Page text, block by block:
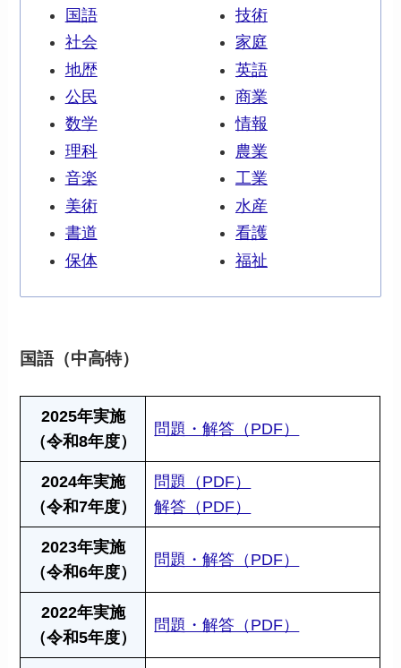
国語
社会
地歴
公民
数学
理科
音楽
美術
書道
保体
技術
家庭
英語
商業
情報
農業
工業
水産
看護
福祉
国語（中高特）
2025年実施
（令和8年度）
問題・解答（PDF）
2024年実施
（令和7年度）
問題（PDF）
解答（PDF）
2023年実施
（令和6年度）
問題・解答（PDF）
2022年実施
（令和5年度）
問題・解答（PDF）